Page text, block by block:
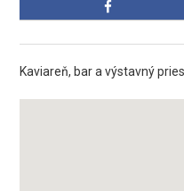
Kaviareň, bar a výstavný